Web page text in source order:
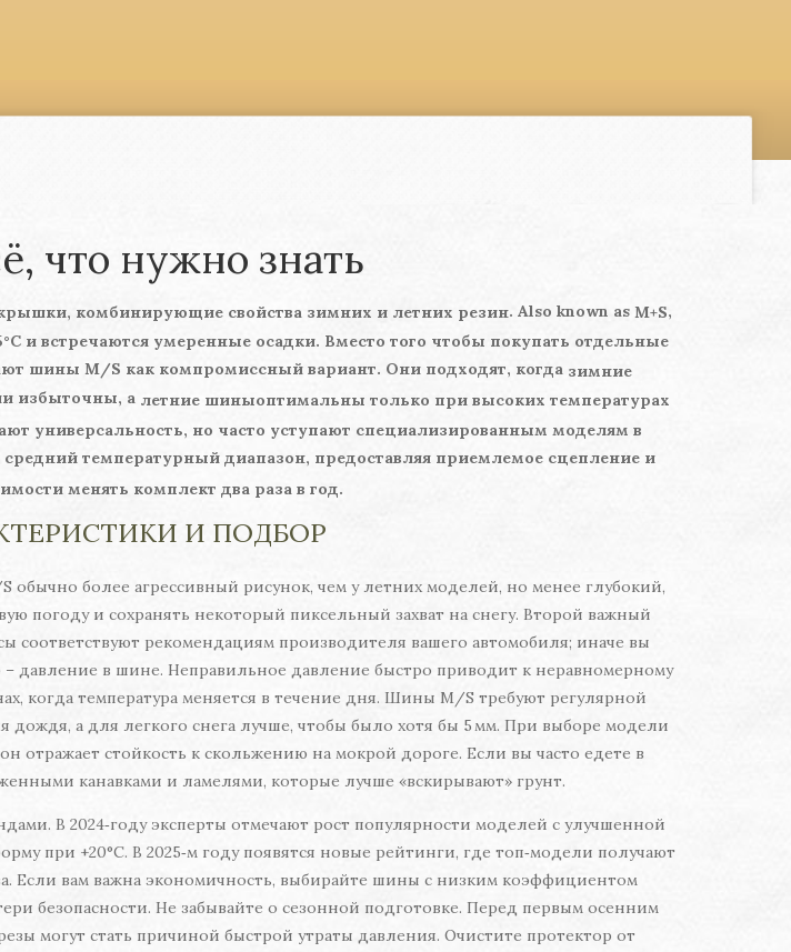
что нужно знать
комбинирующие свойства зимних и летних резин. Also known as M+S,
и встречаются умеренные осадки. Вместо того чтобы покупать отдельные
шины M/S как компромиссный вариант. Они подходят, когда зимние
избыточны, а летние шиныоптимальны только при высоких температурах
универсальность, но часто уступают специализированным моделям в
температурный диапазон, предоставляя приемлемое сцепление и
менять комплект два раза в год.
И ПОДБОР
более агрессивный рисунок, чем у летних моделей, но менее глубокий,
погоду и сохранять некоторый пиксельный захват на снегу. Второй важный
соответствуют рекомендациям производителя вашего автомобиля; иначе вы
давление в шине. Неправильное давление быстро приводит к неравномерному
когда температура меняется в течение дня. Шины M/S требуют регулярной
дождя, а для легкого снега лучше, чтобы было хотя бы 5 мм. При выборе модели
отражает стойкость к скольжению на мокрой дороге. Если вы часто едете в
канавками и ламелями, которые лучше «вскирывают» грунт.
В 2024‑году эксперты отмечают рост популярности моделей с улучшенной
при +20°C. В 2025‑м году появятся новые рейтинги, где топ‑модели получают
Если вам важна экономичность, выбирайте шины с низким коэффициентом
безопасности. Не забывайте о сезонной подготовке. Перед первым осенним
могут стать причиной быстрой утраты давления. Очистите протектор от